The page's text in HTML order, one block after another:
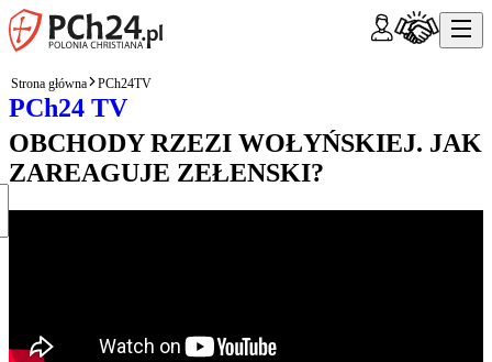
Strona główna PCh24TV
PCh24 TV
OBCHODY RZEZI WOŁYŃSKIEJ. JAK
ZAREAGUJE ZEŁENSKI?